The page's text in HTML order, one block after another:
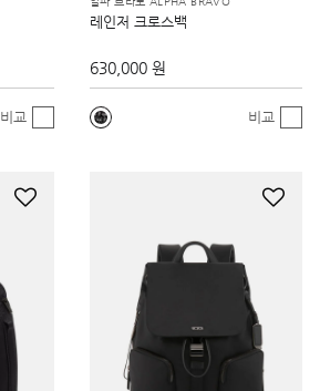
비교
레인저 크로스백
630,000 원
비교